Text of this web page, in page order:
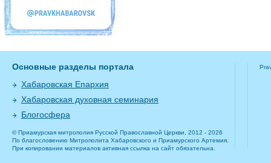
Основные разделы портала
Хабаровская Епархия
Хабаровская духовная семинария
Блогосфера
© Приамурская митрополия Русской Православной Церкви, 2012 - 2026
По благословению Митрополита Хабаровского и Приамурского Артемия.
При копировании материалов активная ссылка на сайт обязательна.